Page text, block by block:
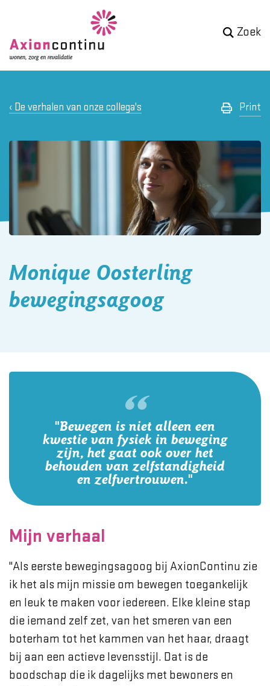
Zoek
De verhalen van onze collega's Print
Monique Oosterling
bewegingsagoog
"Bewegen is niet alleen een
kwestie van fysiek in beweging
zijn, het gaat ook over het
behouden van zelfstandigheid
en zelfvertrouwen."
Mijn verhaal
''Als eerste bewegingsagoog bij AxionContinu zie
ik het als mijn missie om bewegen toegankelijk
en leuk te maken voor iedereen. Elke kleine stap
die iemand zelf zet, van het smeren van een
boterham tot het kammen van het haar, draagt
bij aan een actieve levensstijl. Dat is de
boodschap die ik dagelijks met bewoners en